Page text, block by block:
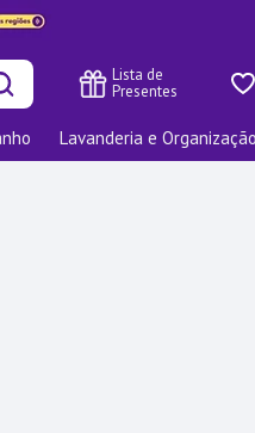
Lista de
Presentes
Lavanderia e Organização